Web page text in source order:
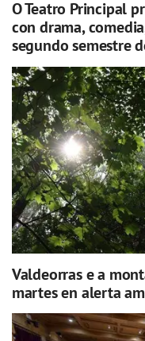
O Teatro Principal
con drama,
segundo semestre
Valdeorras e a
martes en alerta